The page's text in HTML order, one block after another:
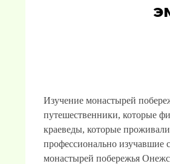
Изучение монастырей
путешественники, которые
краеведы, которые
профессионально изучавшие
монастырей побережья